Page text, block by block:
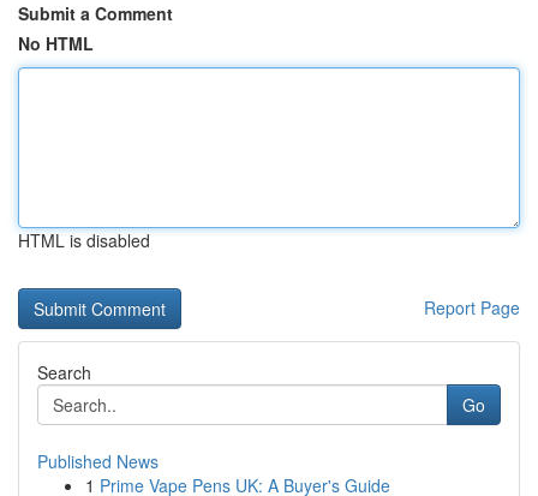
Submit a Comment
No HTML
HTML is disabled
Report Page
Search
Go
Published News
1 Prime Vape Pens UK: A Buyer's Guide